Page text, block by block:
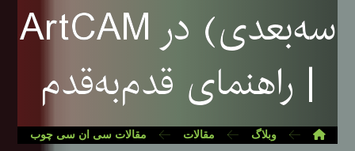
سه‌بعدی) در ArtCAM
| راهنمای قدم‌به‌قدم
وبلاگ مقالات مقالات سی ان سی چوب